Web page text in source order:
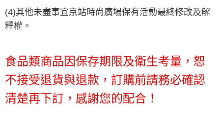
(4)其他未盡事宜京站時尚廣場保有活動最終修改及解
釋權。
食品類商品因保存期限及衛生考量，恕
不接受退貨與退款，訂購前請務必確認
清楚再下訂，感謝您的配合！